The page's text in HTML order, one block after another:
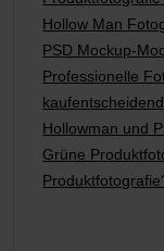
Hollow Man
PSD Mockup-
Professionelle
kaufentscheidend
Hollowman und
Grüne